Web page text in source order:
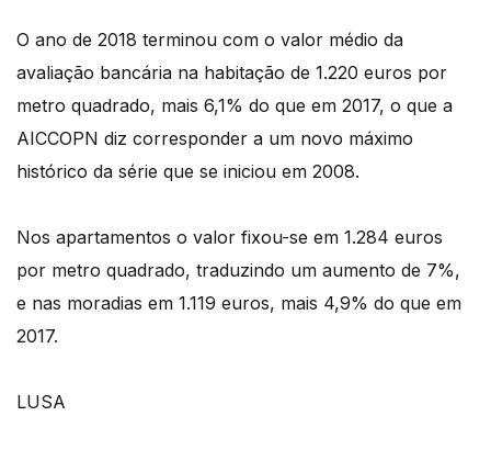
O ano de 2018 terminou com o valor médio da
avaliação bancária na habitação de 1.220 euros por
metro quadrado, mais 6,1% do que em 2017, o que a
AICCOPN diz corresponder a um novo máximo
histórico da série que se iniciou em 2008.
Nos apartamentos o valor fixou-se em 1.284 euros
por metro quadrado, traduzindo um aumento de 7%,
e nas moradias em 1.119 euros, mais 4,9% do que em
2017.
LUSA